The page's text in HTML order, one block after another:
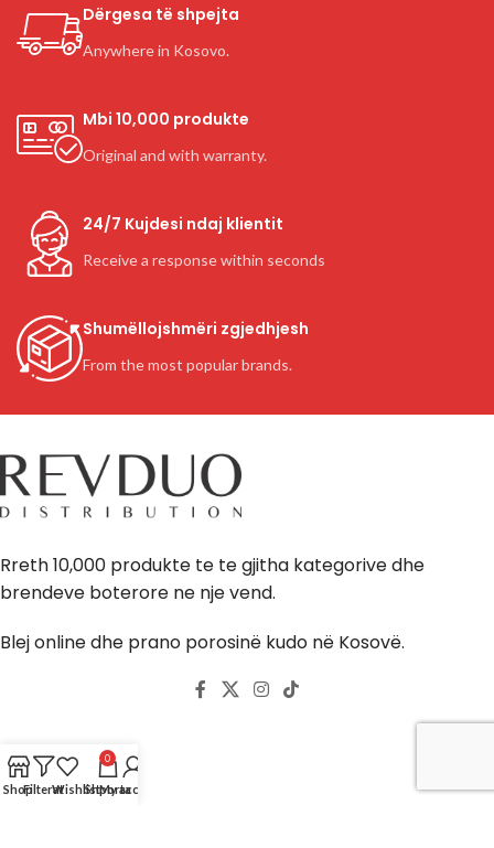
Dërgesa të shpejta
Anywhere in Kosovo.
Mbi 10,000 produkte
Original and with warranty.
24/7 Kujdesi ndaj klientit
Receive a response within seconds
Shumëllojshmëri zgjedhjesh
From the most popular brands.
Rreth 10,000 produkte te te gjitha kategorive dhe
brendeve boterore ne nje vend.
Blej online dhe prano porosinë kudo në Kosovë.
Llogaria
ShopFilteratWishlist
0
Shporta
My account